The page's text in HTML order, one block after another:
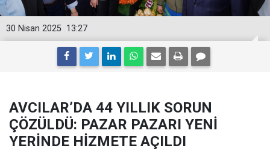
13:27
30 Nisan 2025
AVCILAR’DA 44 YILLIK SORUN
ÇÖZÜLDÜ: PAZAR PAZARI YENİ
YERİNDE HİZMETE AÇILDI